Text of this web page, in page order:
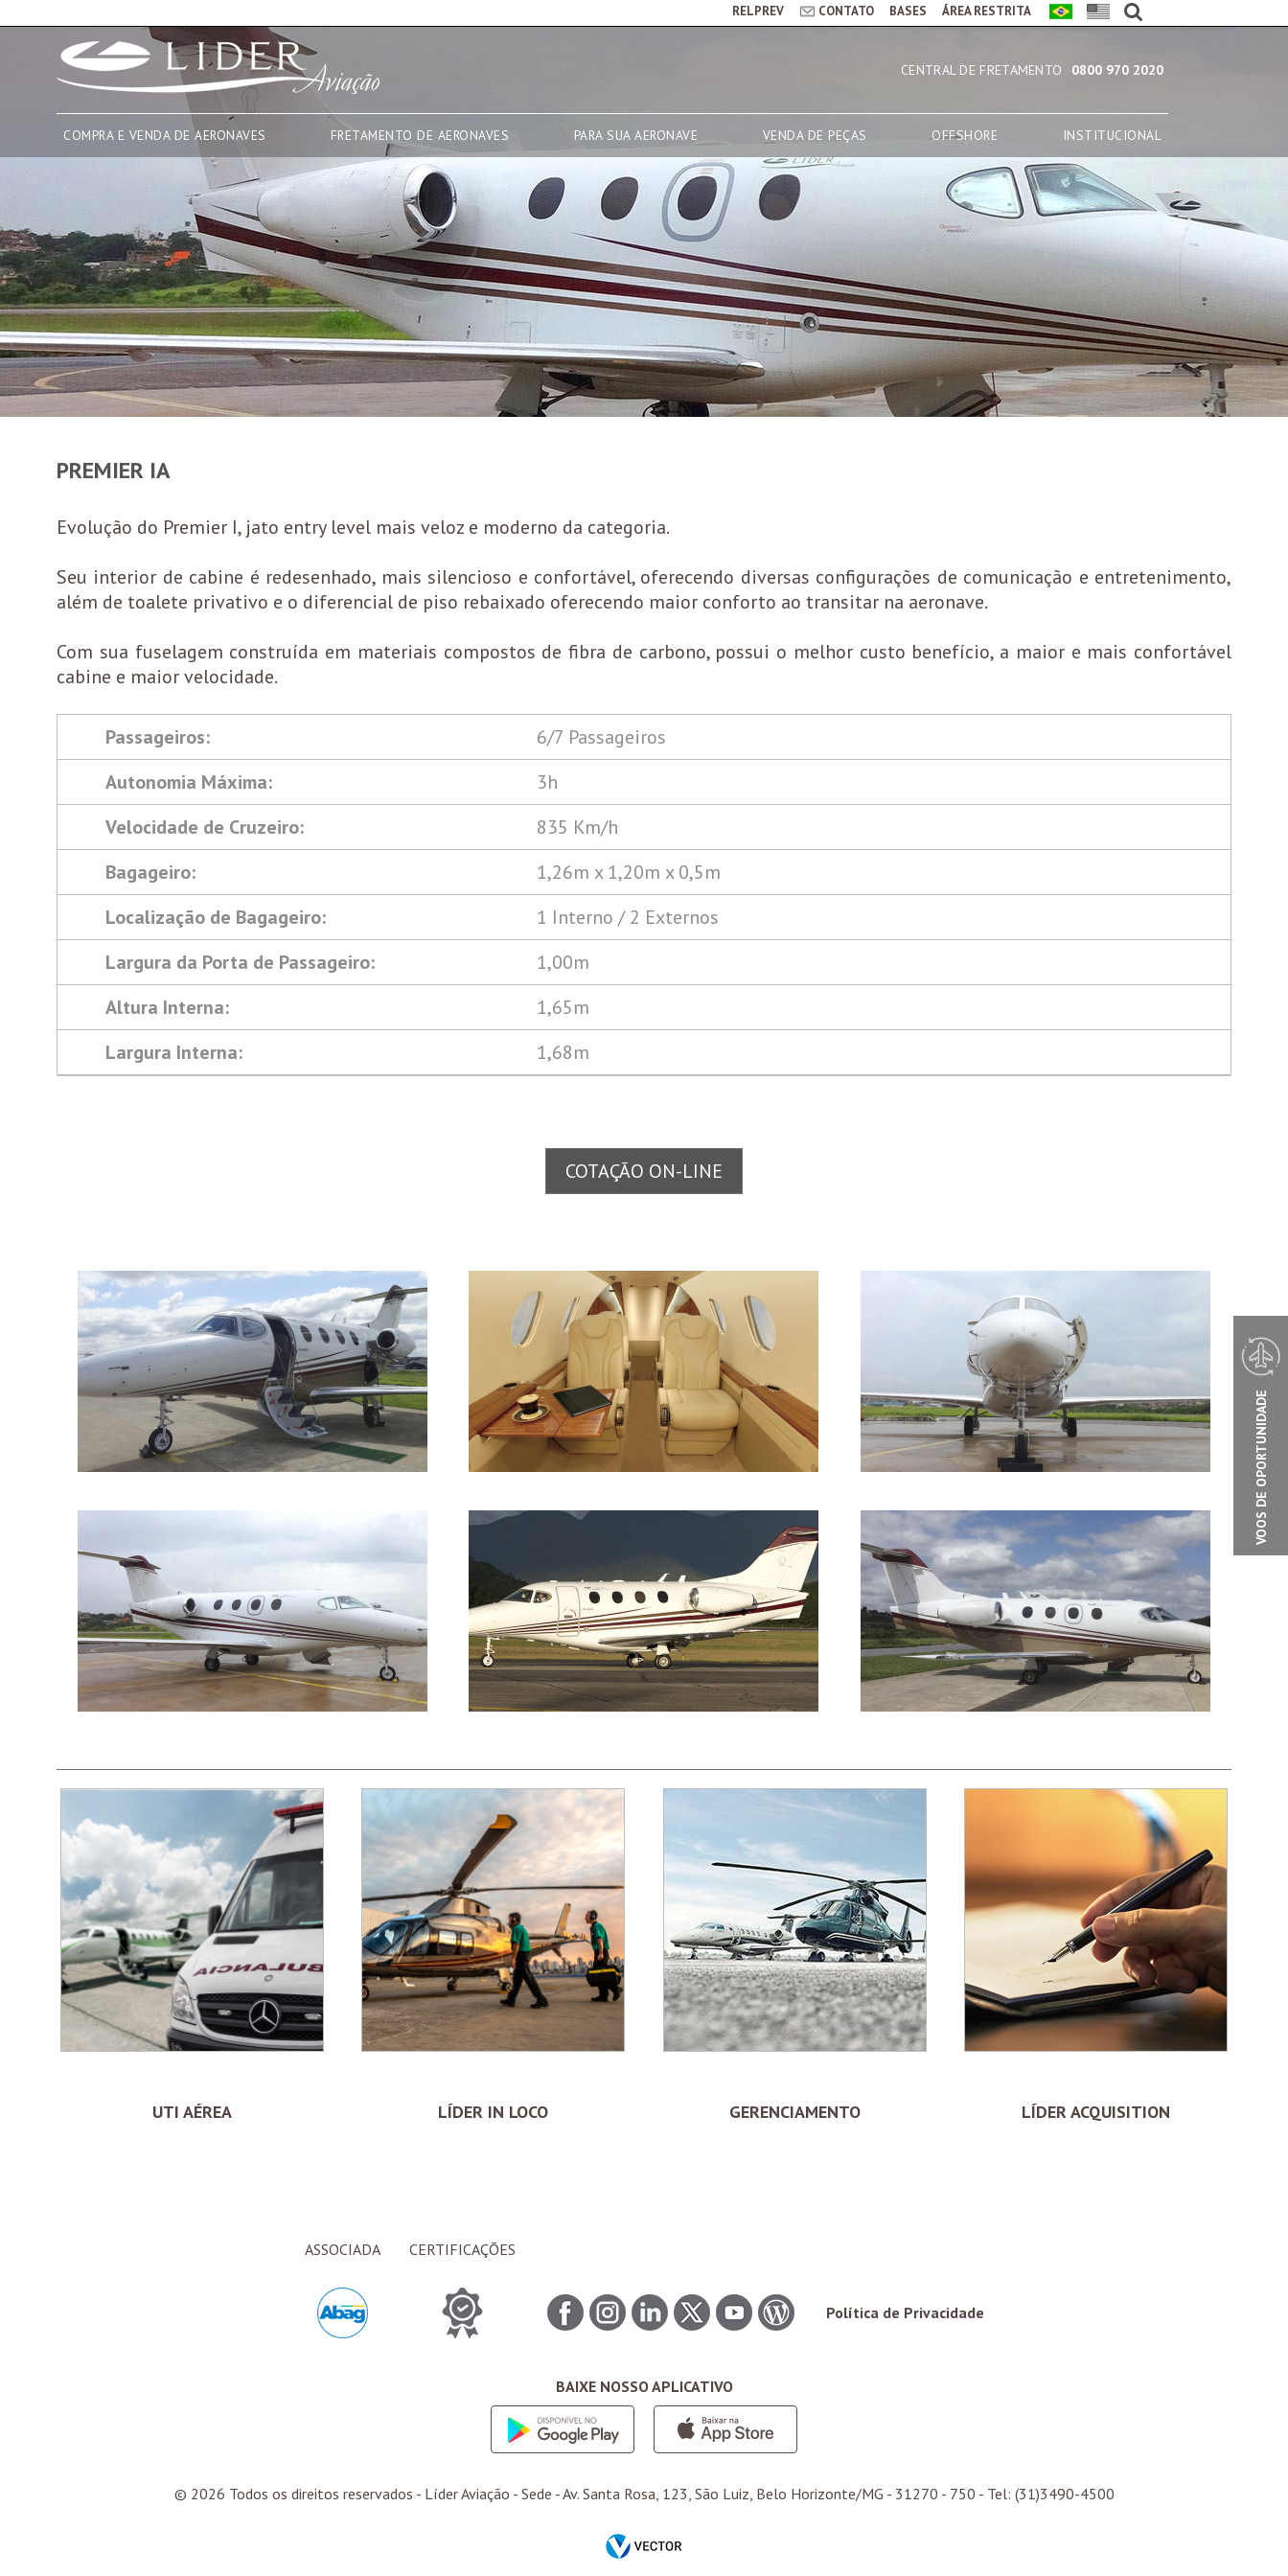
RELPREV CONTATO BASES ÁREA RESTRITA
0800 970 2020
CENTRAL DE FRETAMENTO
COMPRA E VENDA DE AERONAVES FRETAMENTO DE AERONAVES PARA SUA AERONAVE VENDA DE PEÇAS OFFSHORE INSTITUCIONAL
PREMIER IA
Evolução do Premier I, jato entry level mais veloz e moderno da categoria.
Seu interior de cabine é redesenhado, mais silencioso e confortável, oferecendo diversas configurações de comunicação e entretenimento,
além de toalete privativo e o diferencial de piso rebaixado oferecendo maior conforto ao transitar na aeronave.
Com sua fuselagem construída em materiais compostos de fibra de carbono, possui o melhor custo benefício, a maior e mais confortável
cabine e maior velocidade.
Passageiros:
6/7 Passageiros
Autonomia Máxima:
3h
Velocidade de Cruzeiro:
835 Km/h
Bagageiro:
1,26m x 1,20m x 0,5m
Localização de Bagageiro:
1 Interno / 2 Externos
Largura da Porta de Passageiro:
1,00m
Altura Interna:
1,65m
Largura Interna:
1,68m
COTAÇÃO ON-LINE
UTI AÉREA LÍDER IN LOCO GERENCIAMENTO LÍDER ACQUISITION
VOOS DE OPORTUNIDADE
ASSOCIADA CERTIFICAÇÕES
Política de Privacidade
© 2026 Todos os direitos reservados - Líder Aviação - Sede - Av. Santa Rosa, 123, São Luiz, Belo Horizonte/MG - 31270 - 750 - Tel: (31)3490-4500
BAIXE NOSSO APLICATIVO